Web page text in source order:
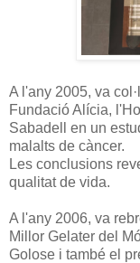
A l'any 2005, va
Fundació Alícia,
Sabadell en un
malalts de càncer.
Les conclusions
qualitat de vida.
A l'any 2006, va
Millor Gelater del
Golose i també el